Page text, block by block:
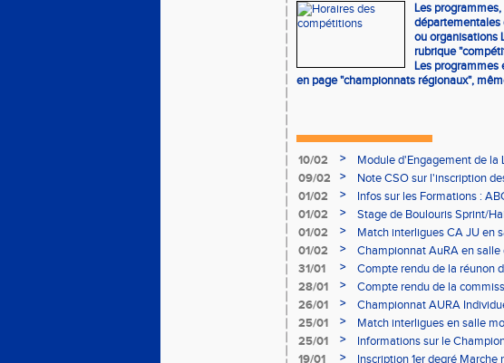
Les
départementales
ou organisations
rubrique
Les programmes
en page "championnats régionaux",
10/02 >
Module d'Engagement de
09/02
>
Note CSO sur l'inscription
01/02
>
Infos sur les Formations :
01/02
>
Stage de Boulouris Sprint/
01/02
>
Match interligues CA JU en
01/02
>
Championnat AuRA en salle
- le 12 février
31/01 >
Compte rendu de la réunon
28/01
>
Compte rendu de la
à Bourgoin
26/01 >
Championnat AURA
25/01
>
Match interligues en salle
25/01
>
Informations sur le
05/02
19/01 > Inscription 1er degré